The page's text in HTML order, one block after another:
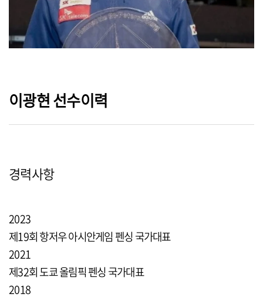
이광현 선수이력
경력사항
2023
제19회 항저우 아시안게임 펜싱 국가대표
2021
제32회 도쿄 올림픽 펜싱 국가대표
2018